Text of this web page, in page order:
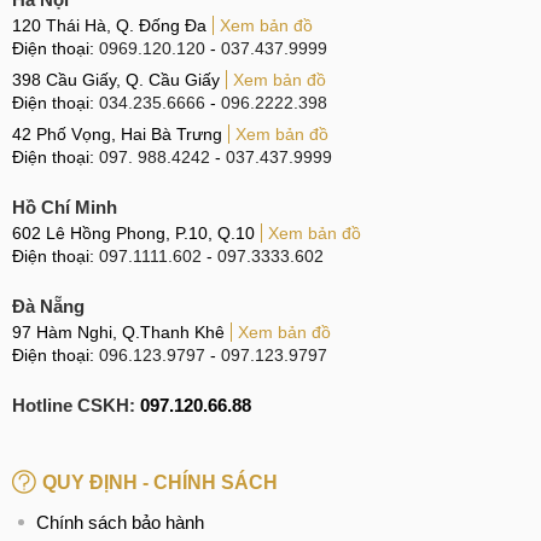
Mặt lưng là bộ phận khá dễ vỡ hỏng nếu gặp tác động
mạnh. Tình trạng này không những khiến Samsung Galaxy
S10 mất đi tính thẩm mỹ mà còn gây ảnh hưởng khá nghiêm
trọng đến trải nghiệm người dùng. Dưới đây là những
nguyên nhân, biểu hiện và quy trình thay nắp lưng
của Samsung Galaxy S10.
Dấu hiệu khi cần thay mặt kính sau Samsung
Galaxy S10
Có thể dễ dàng nhận biết được những hư hỏng trên nắp
lưng của Samsung Galaxy S10 thông qua những biểu hiện
Phần mặt lưng của Samsung Galaxy S10 rạn nứt, gây
khó khăn trong quá trình sử dụng.
120 Thái Hà, Q. Đống Đa
Xem bản đồ
Điện thoại: 0969.120.120 - 037.437.9999
398 Cầu Giấy, Q. Cầu Giấy
Xem bản đồ
Điện thoại: 034.235.6666 - 096.2222.398
42 Phố Vọng, Hai Bà Trưng
Xem bản đồ
Điện thoại: 097. 988.4242 - 037.437.9999
Hồ Chí Minh
602 Lê Hồng Phong, P.10, Q.10
Xem bản đồ
Điện thoại: 097.1111.602 - 097.3333.602
Đà Nẵng
97 Hàm Nghi, Q.Thanh Khê
Xem bản đồ
Điện thoại: 096.123.9797 - 097.123.9797
Hotline CSKH: 097.120.66.88
QUY ĐỊNH - CHÍNH SÁCH
Chính sách bảo hành